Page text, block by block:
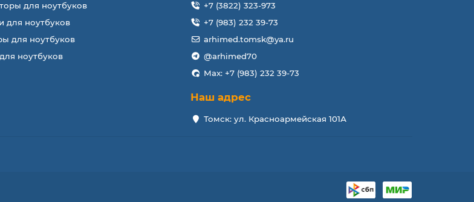
для ноутбуков
для ноутбуков
для ноутбуков
ноутбуков
+7 (3822) 323-973
+7 (983) 232 39-73
arhimed.tomsk@ya.ru
@arhimed70
Max: +7 (983) 232 39-73
Наш адрес
Томск: ул. Красноармейская 101А